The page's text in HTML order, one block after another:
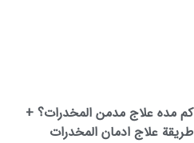
كم مده علاج مدمن المخدرات؟ +
طريقة علاج ادمان المخدرات